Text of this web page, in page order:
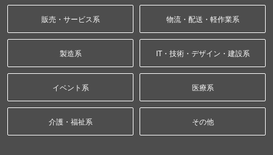
販売・サービス系 物流・配送・軽作業系
製造系 IT・技術・デザイン・建設系
イベント系 医療系
介護・福祉系 その他